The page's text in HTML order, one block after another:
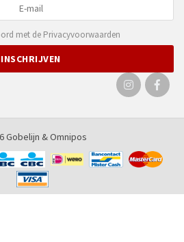
met de Privacyvoorwaarden
Gobelijn &Omnipos